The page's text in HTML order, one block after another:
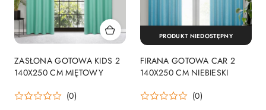
ZASŁONA GOTOWA KIDS 2
140X250 CM MIĘTOWY
(0)
FIRANA GOTOWA CAR 2
140X250 CM NIEBIESKI
(0)
PRODUKT NIEDOSTĘPNY